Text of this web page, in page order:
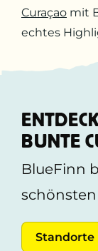
Curaçao mit
echtes
BUNTE
BlueFinn
Standorte